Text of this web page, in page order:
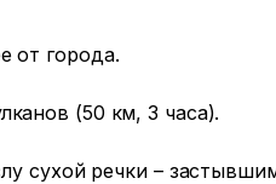
от города.
(50 км, 3 часа).
сухой речки –